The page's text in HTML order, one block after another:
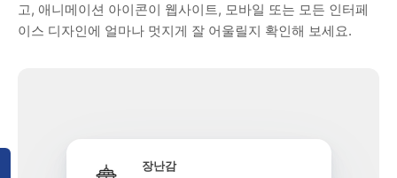
고, 애니메이션 아이콘이 웹사이트, 모바일 또는 모든 인터페
이스 디자인에 얼마나 멋지게 잘 어울릴지 확인해 보세요.
장난감